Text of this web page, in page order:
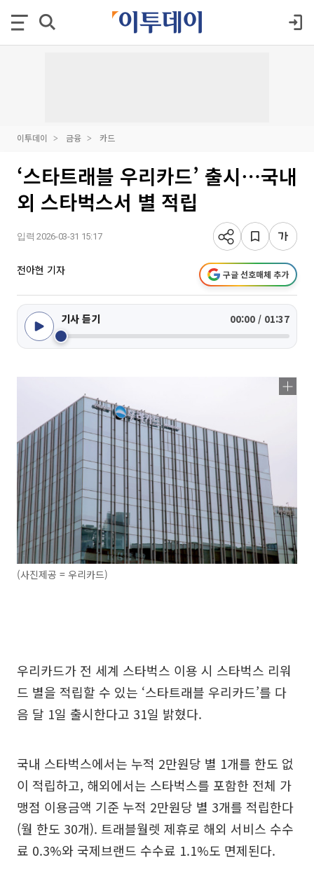
이투데이 금융 카드
‘스타트래블 우리카드’ 출시⋯국내
외 스타벅스서 별 적립
입력 2026-03-31 15:17
전아현 기자 구글 선호매체 추가
기사 듣기 00:00 / 01:37
(사진제공 = 우리카드)
우리카드가 전 세계 스타벅스 이용 시 스타벅스 리워
드 별을 적립할 수 있는 ‘스타트래블 우리카드’를 다
음 달 1일 출시한다고 31일 밝혔다.
국내 스타벅스에서는 누적 2만원당 별 1개를 한도 없
이 적립하고, 해외에서는 스타벅스를 포함한 전체 가
맹점 이용금액 기준 누적 2만원당 별 3개를 적립한다
(월 한도 30개). 트래블월렛 제휴로 해외 서비스 수수
료 0.3%와 국제브랜드 수수료 1.1%도 면제된다.